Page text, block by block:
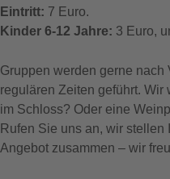
Eintritt: 7 Euro.
Kinder 6-12 Jahre: 3 Euro,
Gruppen werden gerne
regulären Zeiten geführt. Wir
im Schloss? Oder eine
Rufen Sie uns an, wir
Angebot zusammen – wir